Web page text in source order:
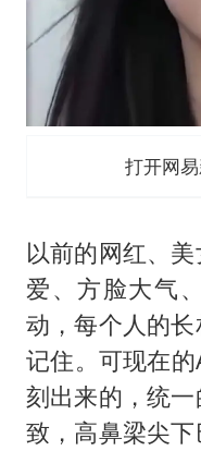
打开网
以前的网红、
爱、方脸大气
动，每个人的
记住。可现在
刻出来的，统
致，高鼻梁尖